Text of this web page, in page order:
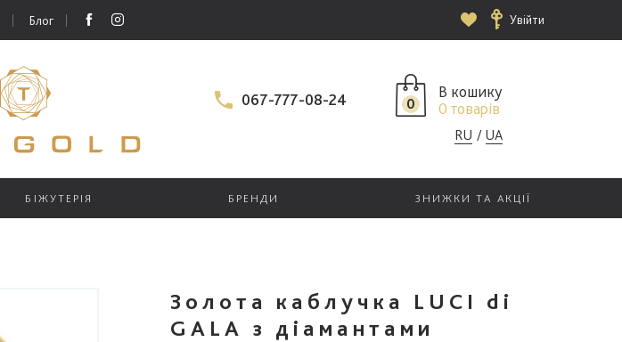
Блог Увійти
067-777-08-24 0
В кошику
0 товарів
RU UA
БІЖУТЕРІЯ БРЕНДИ ЗНИЖКИ ТА АКЦІЇ
Золота каблучка LUCI di
GALA з діамантами